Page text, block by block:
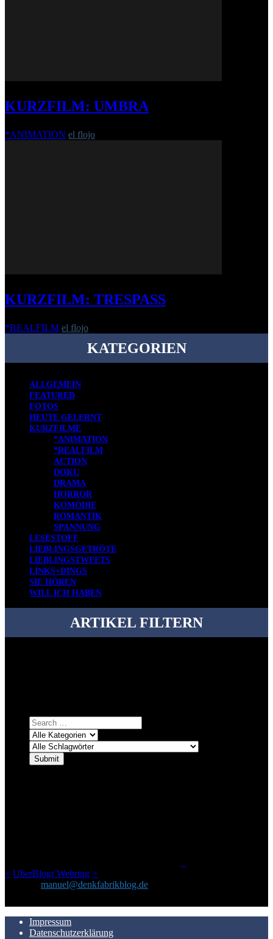
KURZFILM: UMBRA
*ANIMATION el flojo
KURZFILM: TRESPASS
*REALFILM el flojo
KATEGORIEN
ALLGEMEIN
FEATURED
FOTOS
HEUTE GELERNT
KURZFILME
*ANIMATION
*REALFILM
ACTION
DOKU
DRAMA
HORROR
KOMÖDIE
ROMANTIK
SPANNUNG
LESESTOFF
LIEBLINGSGETRÖTE
LIEBLINGSTWEETS
LINKS+DINGS
SIE HÖREN
WILL ICH HABEN
ARTIKEL FILTERN
< UberBlogr Webring >
manuel@denkfabrikblog.de
Impressum
Datenschutzerklärung